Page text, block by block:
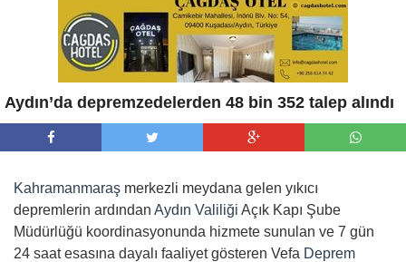
Aydın’da depremzedelerden 48 bin 352 talep alındı
Kahramanmaraş merkezli meydana gelen yıkıcı
depremlerin ardından Aydın Valiliği Açık Kapı Şube
Müdürlüğü koordinasyonunda hizmete sunulan ve 7 gün
24 saat esasına dayalı faaliyet gösteren Vefa Deprem